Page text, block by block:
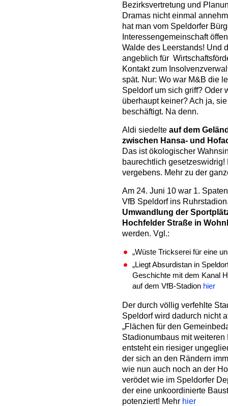
Bezirksvertretung und
Dramas nicht einmal
hat man vom Speldorfer
Interessengemeinschaft
Walde des Leerstands! Und
angeblich für
Kontakt zum
spät. Nur: Wo war M&B die
Speldorf um sich griff? Oder
überhaupt keiner? Ach ja,
beschäftigt. Na denn.
Aldi siedelte auf dem
zwischen Hansa- und
Das ist ökologischer
baurechtlich
vergebens. Mehr zu der
Am 24. Juni 10 war 1.
VfB Speldorf ins
Umwandlung der
Hochfelder Straße in
werden. Vgl.:
„Wüste Trickserei für eine
„Liegt Absurdistan in
Geschichte mit dem Kanal
auf dem VfB-Stadion hier
Der durch völlig verfehlte
Speldorf wird dadurch nicht
„Flächen für den
Stadionumbaus mit
entsteht ein riesiger
der sich an den Rändern
wie nun auch noch an der
verödet wie im Speldorfer
der eine unkoordinierte
potenziert! Mehr hier